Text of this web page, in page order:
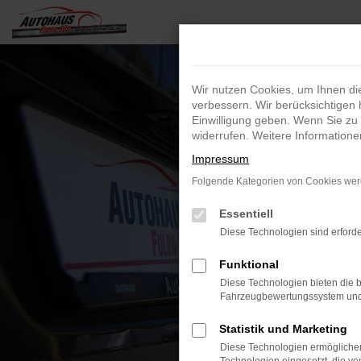
Zum
Hauptinhalt
Wir nutzen Cookies, um Ihnen
verbessern. Wir
Einwilligung geben. Wenn Sie
widerrufen. Weitere
Impressum
Folgende Kategorien von Cookies
Essentiell
Diese Technologien sind
Funktional
Diese Technologien bieten die
Fahrzeugbewertungssystem
Statistik und Marketing
Diese Technologien